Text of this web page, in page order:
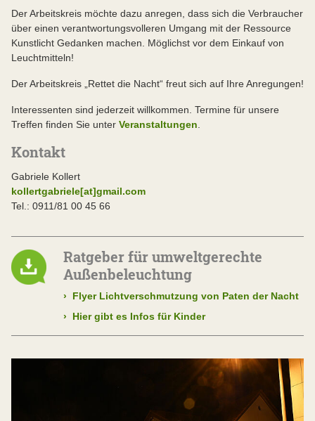
Der Arbeitskreis möchte dazu anregen, dass sich die Verbraucher
über einen verantwortungsvolleren Umgang mit der Ressource
Kunstlicht Gedanken machen. Möglichst vor dem Einkauf von
Leuchtmitteln!
Der Arbeitskreis „Rettet die Nacht“ freut sich auf Ihre Anregungen!
Interessenten sind jederzeit willkommen. Termine für unsere
Treffen finden Sie unter Veranstaltungen
Kontakt
Gabriele Kollert
kollertgabriele[at]gmail.com
Tel.: 0911/81 00 45 66
Ratgeber für umweltgerechte
Außenbeleuchtung
›
Flyer Lichtverschmutzung von Paten der Nacht
›
Hier gibt es Infos für Kinder